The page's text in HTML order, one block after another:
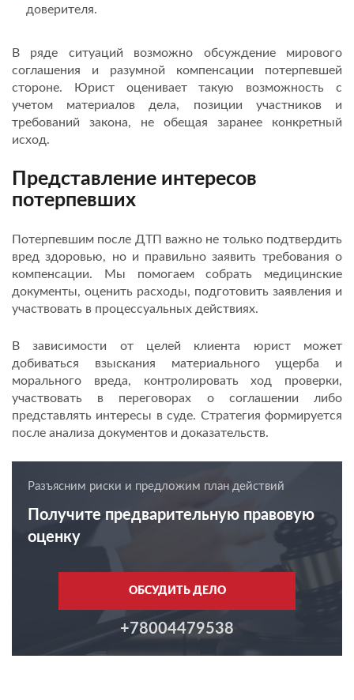
доверителя.
В ряде ситуаций возможно обсуждение мирового
соглашения и разумной компенсации потерпевшей
стороне. Юрист оценивает такую возможность с
учетом материалов дела, позиции участников и
требований закона, не обещая заранее конкретный
исход.
Представление интересов
потерпевших
Потерпевшим после ДТП важно не только подтвердить
вред здоровью, но и правильно заявить требования о
компенсации. Мы помогаем собрать медицинские
документы, оценить расходы, подготовить заявления и
участвовать в процессуальных действиях.
В зависимости от целей клиента юрист может
добиваться взыскания материального ущерба и
морального вреда, контролировать ход проверки,
участвовать в переговорах о соглашении либо
представлять интересы в суде. Стратегия формируется
после анализа документов и доказательств.
Разъясним риски и предложим план действий
Получите предварительную правовую
оценку
ОБСУДИТЬ ДЕЛО
+78004479538